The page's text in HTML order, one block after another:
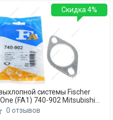
системы Fischer
(FA1) 740-902 Mitsubishi
0 отзывов
Скидка 4%